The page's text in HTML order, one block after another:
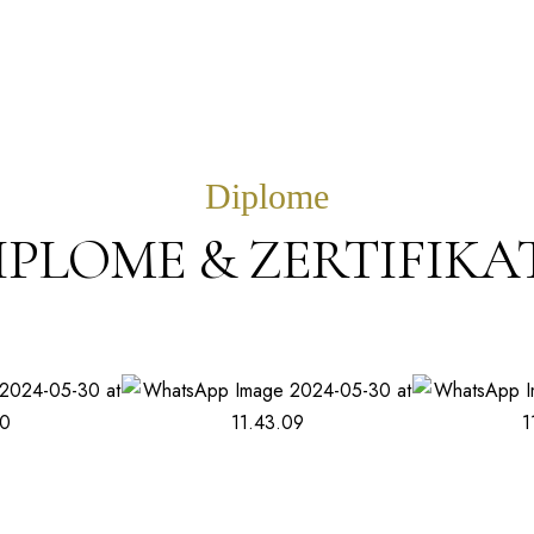
Diplome
&